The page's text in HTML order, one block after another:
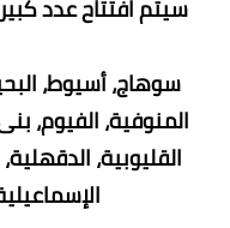
سوهاج، أسيوط،
المنوفية، الفيوم،
القليوبية،